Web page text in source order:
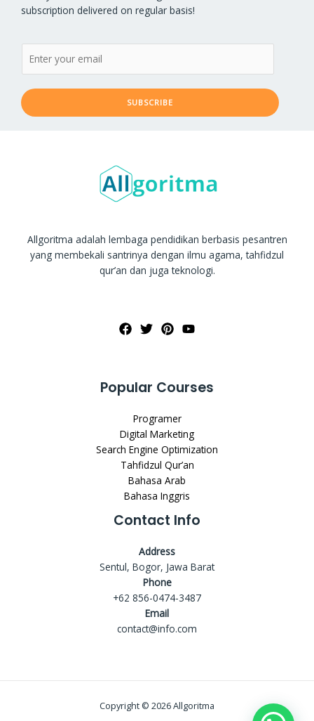
subscription delivered on regular basis!
SUBSCRIBE
Allgoritma adalah lembaga pendidikan berbasis pesantren
yang membekali santrinya dengan ilmu agama, tahfidzul
qur’an dan juga teknologi.
Popular Courses
Programer
Digital Marketing
Search Engine Optimization
Tahfidzul Qur’an
Bahasa Arab
Bahasa Inggris
Contact Info
Address
Sentul, Bogor, Jawa Barat
Phone
+62 856-0474-3487
Email
contact@info.com
Copyright © 2026 Allgoritma